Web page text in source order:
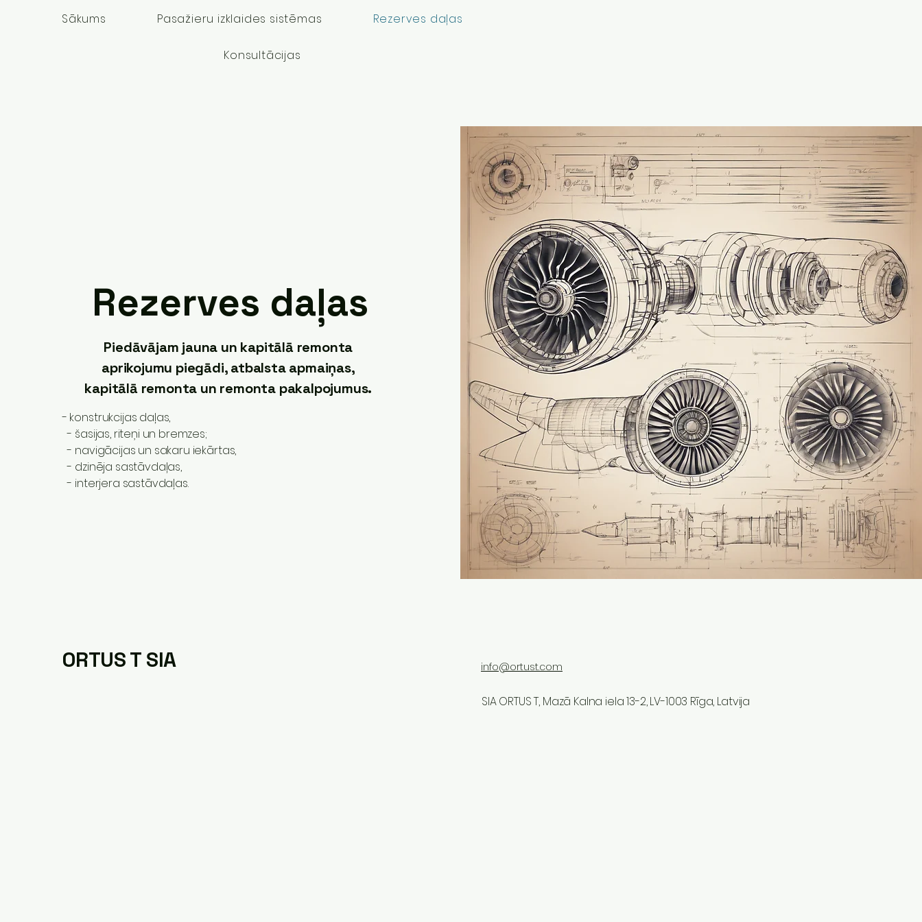
Sākums Pasažieru izklaides sistēmas Rezerves daļas
Konsultācijas
Rezerves daļas
​Piedāvājam jauna un kapitālā remonta
aprikojumu piegādi, atbalsta apmaiņas,
kapitālā remonta un remonta pakalpojumus.
- konstrukcijas daļas,
- šasijas, riteņi un bremzes;
- navigācijas un sakaru iekārtas,
- dzinēja sastāvdaļas,
- interjera sastāvdaļas.
ORTUS T SIA info@ortust.com
SIA ORTUS T, Mazā Kalna iela 13-2, LV-1003 Rīga, Latvija